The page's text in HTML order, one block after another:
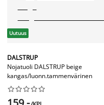
Uutuus
DALSTRUP
Nojatuoli DALSTRUP beige
kangas/luonn.tammenvärinen





